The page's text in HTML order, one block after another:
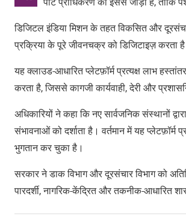
डिजिटल इंडिया मिशन के तहत विकसित और
प्रक्रिया के पूरे जीवनचक्र को डिजिटाइज़
यह क्लाउड-आधारित प्लेटफ़ॉर्म प्रत्यक्ष लाभ
करता है, जिससे कागजी कार्यवाही, देरी और
अधिकारियों ने कहा कि नए सार्वजनिक संस्थानों
संभावनाओं को दर्शाता है। वर्तमान में यह
भुगतान कर चुका है।
सरकार ने डाक विभाग और दूरसंचार विभाग को
पारदर्शी, नागरिक-केंद्रित और तकनीक-आधारित